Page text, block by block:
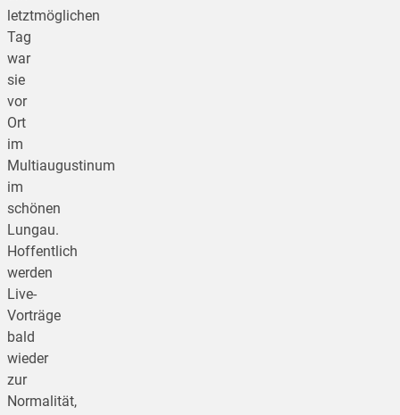
letztmöglichen
Tag
war
sie
vor
Ort
im
Multiaugustinum
im
schönen
Lungau.
Hoffentlich
werden
Live-
Vorträge
bald
wieder
zur
Normalität,